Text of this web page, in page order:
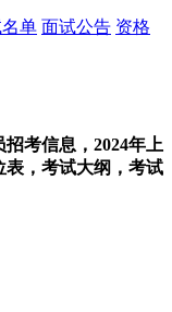
单 面试公告 资格
招考信息，2024年上
表，考试大纲，考试